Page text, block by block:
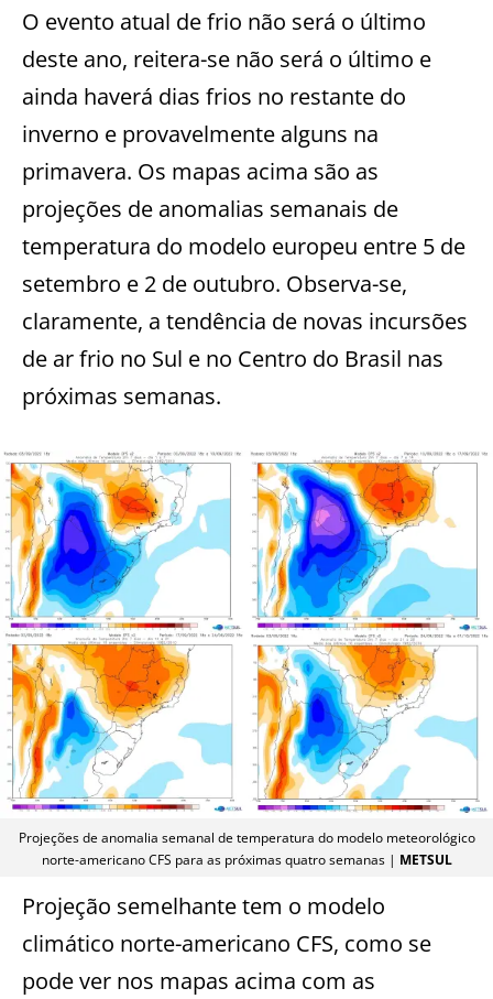
O evento atual de frio não será o último
deste ano, reitera-se não será o último e
ainda haverá dias frios no restante do
inverno e provavelmente alguns na
primavera. Os mapas acima são as
projeções de anomalias semanais de
temperatura do modelo europeu entre 5 de
setembro e 2 de outubro. Observa-se,
claramente, a tendência de novas incursões
de ar frio no Sul e no Centro do Brasil nas
próximas semanas.
Projeções de anomalia semanal de temperatura do modelo meteorológico
norte-americano CFS para as próximas quatro semanas | METSUL
Projeção semelhante tem o modelo
climático norte-americano CFS, como se
pode ver nos mapas acima com as